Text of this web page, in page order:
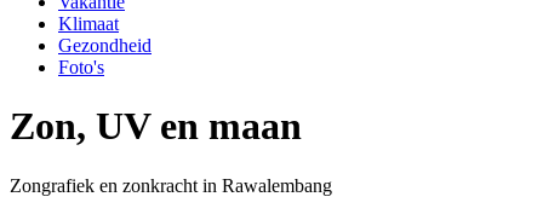
Klimaat
Gezondheid
Foto's
Zon, UV en maan
Zongrafiek en zonkracht in Rawalembang